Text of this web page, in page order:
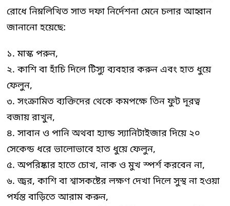
রোধে নিম্নলিখিত সাত দফা নির্দেশনা মেনে চলার আহ্বান
জানানো হয়েছে:
১. মাস্ক পরুন,
২. কাশি বা হাঁচি দিলে টিস্যু ব্যবহার করুন এবং হাত ধুয়ে
ফেলুন,
৩. সংক্রামিত ব্যক্তিদের থেকে কমপক্ষে তিন ফুট দূরত্ব
বজায় রাখুন,
৪. সাবান ও পানি অথবা হ্যান্ড স্যানিটাইজার দিয়ে ২০
সেকেন্ড ধরে ভালোভাবে হাত ধুয়ে ফেলুন,
৫. অপরিষ্কার হাতে চোখ, নাক ও মুখ স্পর্শ করবেন না,
৬. জ্বর, কাশি বা শ্বাসকষ্টের লক্ষণ দেখা দিলে সুস্থ না হওয়া
পর্যন্ত বাড়িতে আরাম করুন,